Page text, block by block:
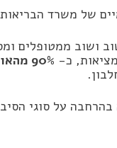
של משרד
ושוב ממטופלים
כ-
בהרחבה על סוגי